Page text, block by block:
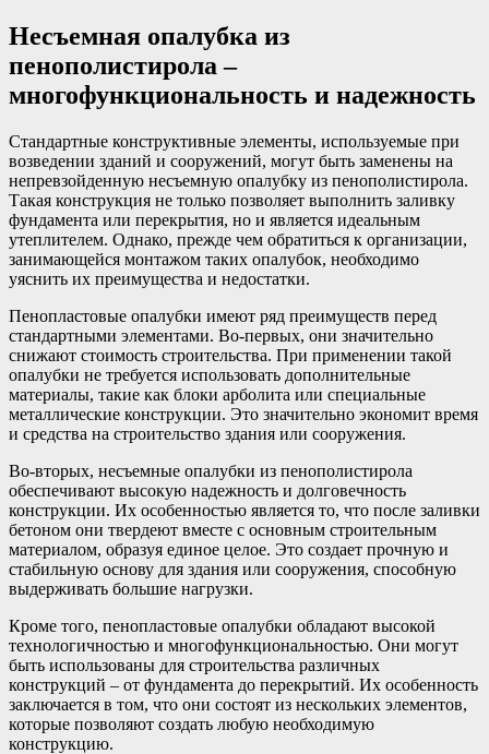
Несъемная опалубка из
пенополистирола –
многофункциональность и надежность
Стандартные конструктивные элементы, используемые при
возведении зданий и сооружений, могут быть заменены на
непревзойденную несъемную опалубку из пенополистирола.
Такая конструкция не только позволяет выполнить заливку
фундамента или перекрытия, но и является идеальным
утеплителем. Однако, прежде чем обратиться к организации,
занимающейся монтажом таких опалубок, необходимо
уяснить их преимущества и недостатки.
Пенопластовые опалубки имеют ряд преимуществ перед
стандартными элементами. Во-первых, они значительно
снижают стоимость строительства. При применении такой
опалубки не требуется использовать дополнительные
материалы, такие как блоки арболита или специальные
металлические конструкции. Это значительно экономит время
и средства на строительство здания или сооружения.
Во-вторых, несъемные опалубки из пенополистирола
обеспечивают высокую надежность и долговечность
конструкции. Их особенностью является то, что после заливки
бетоном они твердеют вместе с основным строительным
материалом, образуя единое целое. Это создает прочную и
стабильную основу для здания или сооружения, способную
выдерживать большие нагрузки.
Кроме того, пенопластовые опалубки обладают высокой
технологичностью и многофункциональностью. Они могут
быть использованы для строительства различных
конструкций – от фундамента до перекрытий. Их особенность
заключается в том, что они состоят из нескольких элементов,
которые позволяют создать любую необходимую
конструкцию.